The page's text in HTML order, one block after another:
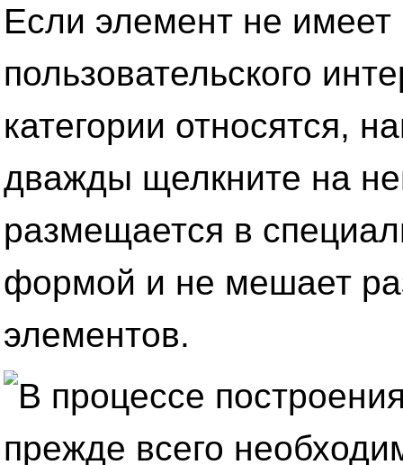
Если элемент не имеет
пользовательского
категории относятся,
дважды щелкните на
размещается в
формой и не мешает
элементов.
В процессе
прежде всего